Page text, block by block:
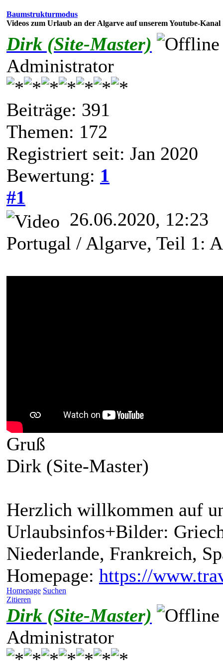
Baumstrukturmodus
Videos zum Urlaub an der Algarve auf unserem Youtube-Kanal
Dirk (Site-Master)
Administrator
Beiträge: 391
Themen: 172
Registriert seit: Jan 2020
Bewertung: 1
#1
26.06.2020, 12:23
Portugal / Algarve, Teil 1:
Gruß
Dirk (Site-Master)
Herzlich willkommen auf
Urlaubsinfos+Bilder:
Niederlande, Frankreich,
Homepage: https://
Homepage Suchen
Zitieren
Dirk (Site-Master)
Administrator